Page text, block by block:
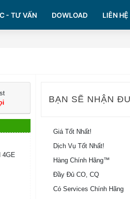
- TƯ VẤN DOWLOAD LIÊN HỆ
4GE
BẠN SẼ NHẬN
Giá Tốt Nhất!
Dịch Vụ Tốt Nhất!
Hàng Chính Hãng™
Đầy Đủ CO, CQ
Có Services Chính Hãng